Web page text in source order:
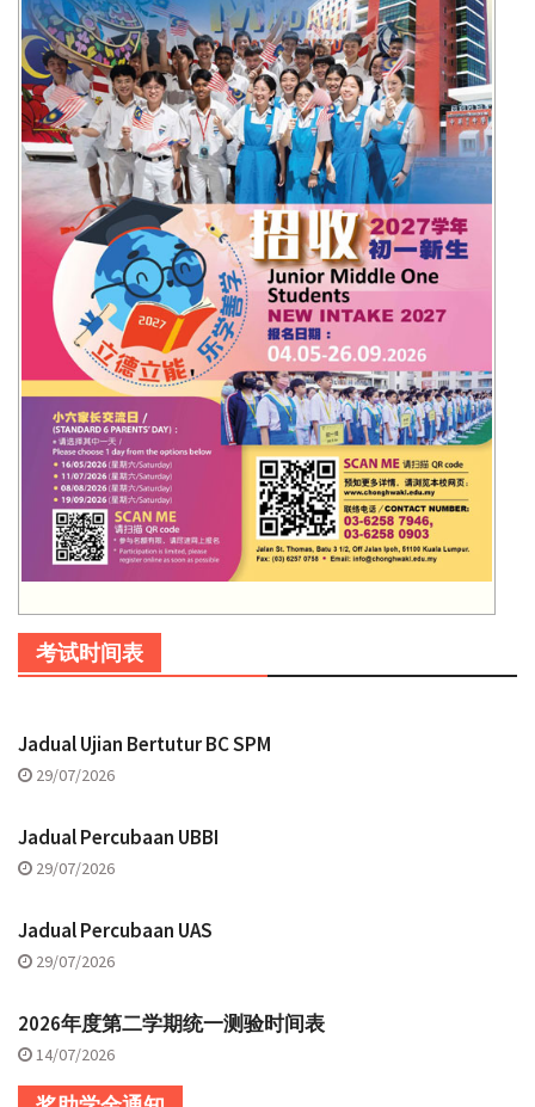
考试时间表
Jadual Ujian Bertutur BC SPM
29/07/2026
Jadual Percubaan UBBI
29/07/2026
Jadual Percubaan UAS
29/07/2026
2026年度第二学期统一测验时间表
14/07/2026